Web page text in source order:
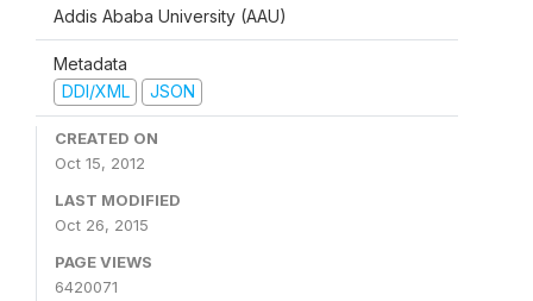
Addis Ababa University (AAU)
Metadata
DDI/XML
JSON
CREATED ON
Oct 15, 2012
LAST MODIFIED
Oct 26, 2015
PAGE VIEWS
6420071